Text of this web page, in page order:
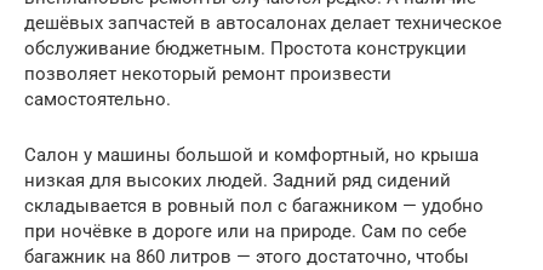
дешёвых запчастей в автосалонах делает техническое
обслуживание бюджетным. Простота конструкции
позволяет некоторый ремонт произвести
самостоятельно.
Салон у машины большой и комфортный, но крыша
низкая для высоких людей. Задний ряд сидений
складывается в ровный пол с багажником — удобно
при ночёвке в дороге или на природе. Сам по себе
багажник на 860 литров — этого достаточно, чтобы